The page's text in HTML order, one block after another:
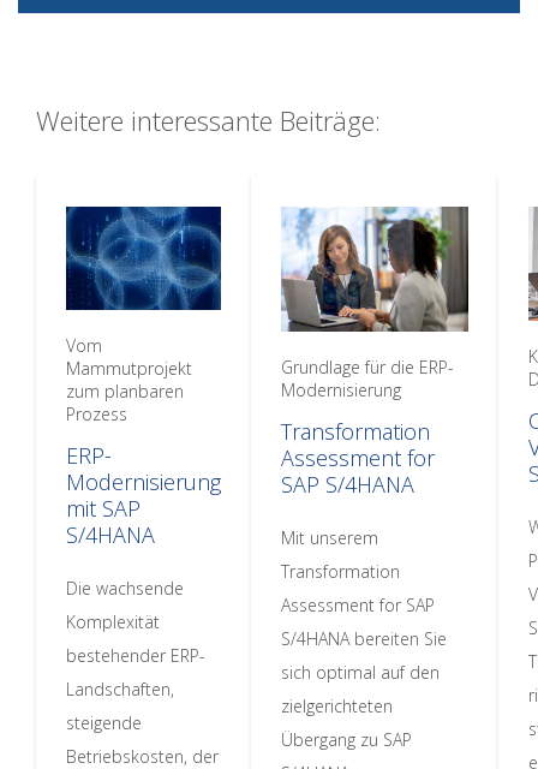
Weitere interessante Beiträge:
Vom
Mammutprojekt
zum planbaren
Prozess
ERP-
Modernisierung
mit SAP
S/4HANA
Die wachsende
Komplexität
bestehender ERP-
Landschaften,
steigende
Betriebskosten, der
Grundlage für die ERP-
Modernisierung
Transformation
Assessment for
SAP S/4HANA
Mit unserem
Transformation
Assessment for SAP
S/4HANA bereiten Sie
sich optimal auf den
zielgerichteten
Übergang zu SAP